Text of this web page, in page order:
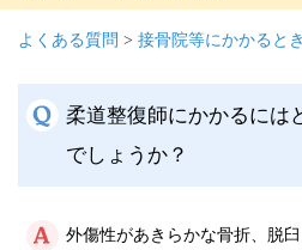
よくある質問 > 接骨院等にかかるとき
柔道整復師にかかるには
でしょうか？
外傷性があきらかな骨折、脱